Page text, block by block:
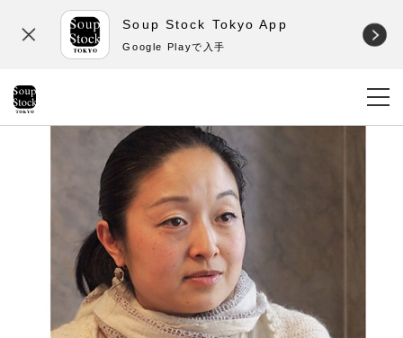
Soup Stock Tokyo App
Google Playで入手